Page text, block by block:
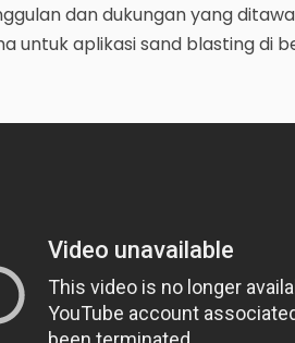
dan dukungan yang
untuk aplikasi sand blasting di